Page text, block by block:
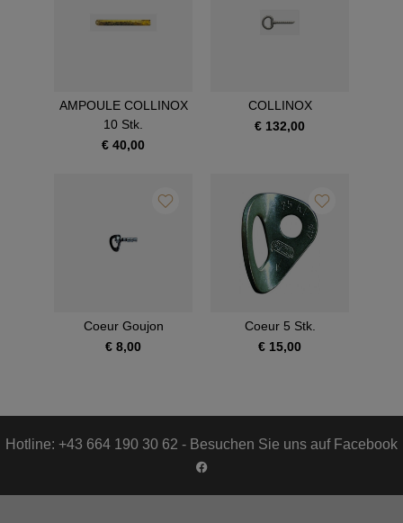
AMPOULE COLLINOX
10 Stk.
€ 40,00
COLLINOX
€ 132,00
Coeur Goujon
€ 8,00
Coeur 5 Stk.
€ 15,00
Hotline: +43 664 190 30 62 - Besuchen Sie uns auf Facebook